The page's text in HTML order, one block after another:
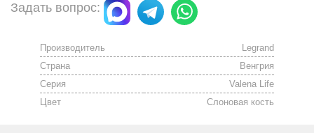
Задать вопрос:
Производитель
Legrand
Страна
Венгрия
Серия
Valena Life
Цвет
Cлоновая кость